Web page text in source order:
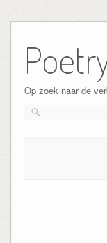
content
Op zoek naar de